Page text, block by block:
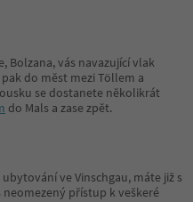
Bolzana, vás navazující vlak
do měst mezi Töllem a
se dostanete několikrát
do Mals a zase zpět.
ve Vinschgau, máte již s
přístup k veškeré